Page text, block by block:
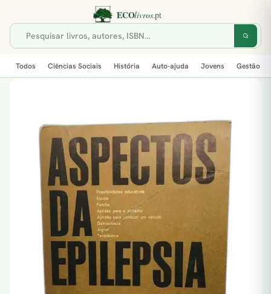
Todos Ciências Sociais História Auto-ajuda Jovens Gestão